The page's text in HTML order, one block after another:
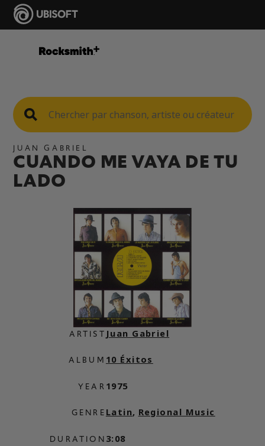
JUAN GABRIEL
CUANDO ME VAYA DE TU
LADO
ARTIST
ALBUM
YEAR
GENRE
DURATION
Juan Gabriel
10 Éxitos
1975
Latin, Regional Music
3:08